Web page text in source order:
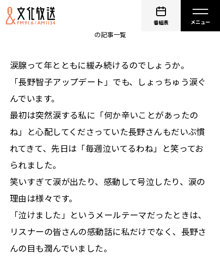
番組表
の記事一覧
涙腺って年とともに緩み続けるのでしょうか。
「長野智子アップデート」でも、しょっちゅう涙ぐ
んでいます。
最初は突然涙する私に「何か辛いことがあったの
ね」と心配してくださっていた長野さんもだいぶ慣
れてきて、先日は「毎週泣いてるわね」と笑ってお
られました。
笑いすぎて涙が出たり、感動して号泣したり、涙の
理由は様々です。
「泣けました」というメールテーマだったときは、
リスナーの皆さんの感動話に私だけでなく、長野さ
んの目も潤んでいました。